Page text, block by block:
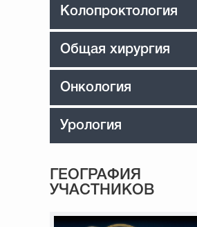
Колопроктология
Общая хирургия
Онкология
Урология
ГЕОГРАФИЯ
УЧАСТНИКОВ